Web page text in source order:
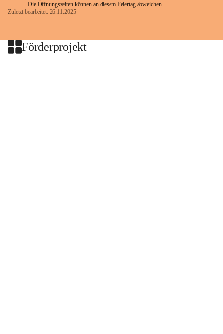
Die Öffnungszeiten können an diesem Feiertag abweichen.
Zuletzt bearbeitet: 26.11.2025
Förderprojekt